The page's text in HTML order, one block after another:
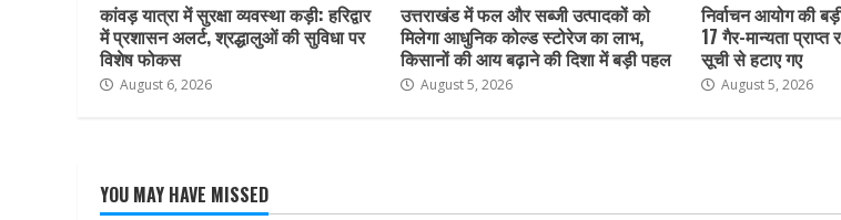
कांवड़ यात्रा में सुरक्षा व्यवस्था कड़ी: हरिद्वार
में प्रशासन अलर्ट, श्रद्धालुओं की सुविधा पर
विशेष फोकस
August 6, 2026
उत्तराखंड में फल और सब्जी उत्पादकों को
मिलेगा आधुनिक कोल्ड स्टोरेज का लाभ,
किसानों की आय बढ़ाने की दिशा में बड़ी पहल
August 5, 2026
निर्वाचन आयोग की
17 गैर-मान्यता
सूची से हटाए गए
August 5, 2026
YOU MAY HAVE MISSED